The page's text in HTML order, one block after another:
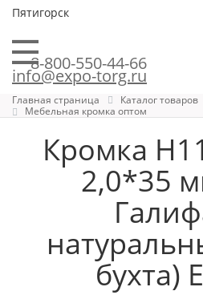
Пятигорск
8-800-550-44-66
info@expo-torg.ru
Главная страница
Каталог товаров
Мебельная кромка оптом
Кромка
2,0*35
бухта)